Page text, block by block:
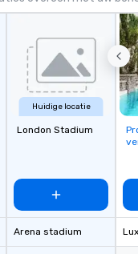
Huidige locatie
London Stadium
Arena stadium